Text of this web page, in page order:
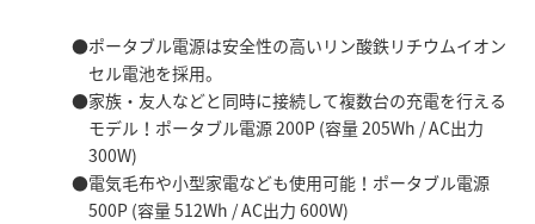
ポータブル電源は安全性の高いリン酸鉄リチウムイオン
セル電池を採用。
家族・友人などと同時に接続して複数台の充電を行える
モデル！ポータブル電源 200P (容量 205Wh / AC出力
300W)
電気毛布や小型家電なども使用可能！ポータブル電源
500P (容量 512Wh / AC出力 600W)